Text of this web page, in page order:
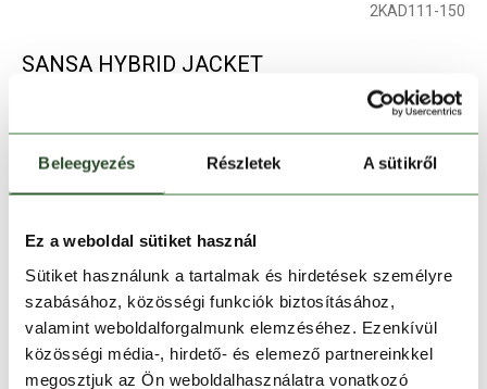
Beleegyezés Részletek A sütikről
Ez a weboldal sütiket használ
Sütiket használunk a tartalmak és hirdetések személyre
szabásához, közösségi funkciók biztosításához,
valamint weboldalforgalmunk elemzéséhez. Ezenkívül
közösségi média-, hirdető- és elemező partnereinkkel
megosztjuk az Ön weboldalhasználatra vonatkozó
2KAD111-150
SANSA HYBRID JACKET
Szín: fehér
30 napos visszaküldés
1-2 munkanapos szállítás